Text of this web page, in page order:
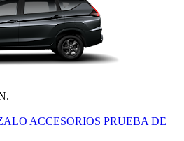
ACCESORIOS PRUEBA DE